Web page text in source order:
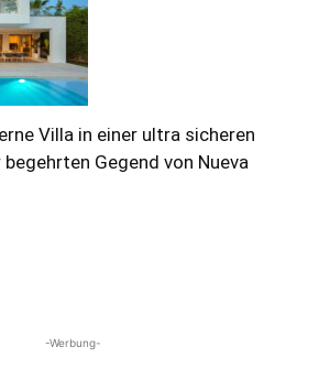
Villa in einer ultra sicheren
Gegend von Nueva
-Werbung-